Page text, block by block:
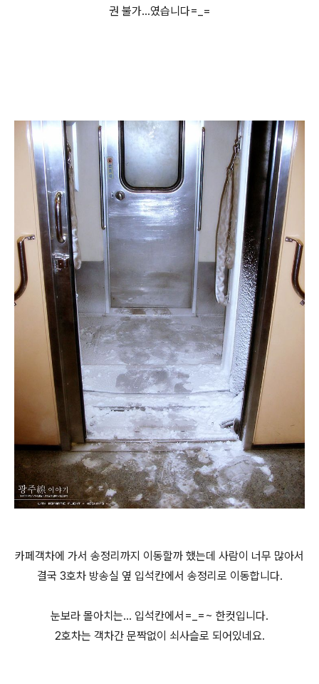
권 불가...였습니다=_=
카페객차에 가서 송정리까지 이동할까 했는데 사람이 너무 많아서
결국 3호차 방송실 옆 입석칸에서 송정리로 이동합니다.
눈보라 몰아치는... 입석칸에서=_=~ 한컷입니다.
2호차는 객차간 문짝없이 쇠사슬로 되어있네요.